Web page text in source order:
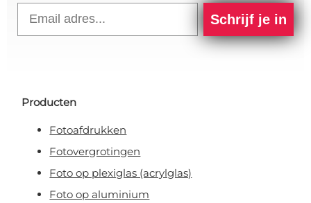
Schrijf je in
Producten
Fotoafdrukken
Fotovergrotingen
Foto op plexiglas (acrylglas)
Foto op aluminium